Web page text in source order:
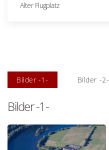
Alter Flugplatz
Bilder -1- Bilder -2-
Bilder -1-